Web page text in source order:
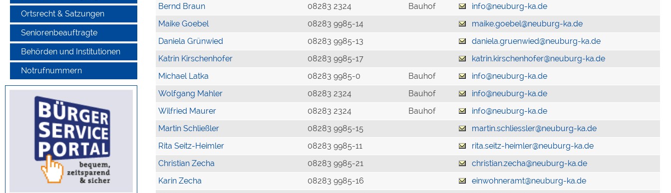
Ortsrecht & Satzungen
Seniorenbeauftragte
Behörden und Institutionen
Notrufnummern
Bernd Braun
08283 2324 Bauhof
info@neuburg-ka.de
Maike Goebel
08283 9985-14
maike.goebel@neuburg-ka.de
Daniela Grünwied
08283 9985-13
daniela.gruenwied@neuburg-ka.de
Katrin Kirschenhofer
08283 9985-17
katrin.kirschenhofer@neuburg-ka.de
Michael Latka
08283 9985-0 Bauhof
info@neuburg-ka.de
Wolfgang Mahler
08283 2324 Bauhof
info@neuburg-ka.de
Wilfried Maurer
08283 2324 Bauhof
info@neuburg-ka.de
Martin Schließler
08283 9985-15
martin.schliessler@neuburg-ka.de
Rita Seitz-Heimler
08283 9985-11
rita.seitz-heimler@neuburg-ka.de
Christian Zecha
08283 9985-21
christian.zecha@neuburg-ka.de
Karin Zecha
08283 9985-16
einwohneramt@neuburg-ka.de